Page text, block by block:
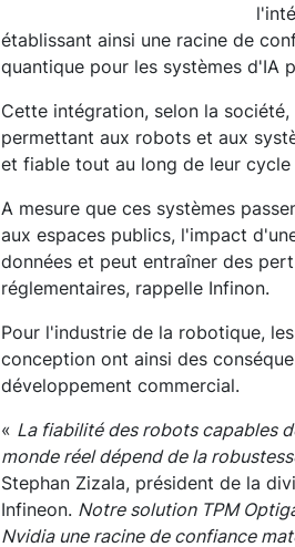
établissant ainsi une racine de
quantique pour les systèmes d'IA
Cette intégration, selon la
permettant aux robots et aux
et fiable tout au long de leur cycle
A mesure que ces systèmes
aux espaces publics, l'impact
données et peut entraîner des
réglementaires, rappelle Infinon.
Pour l'industrie de la robotique,
conception ont ainsi des
développement commercial.
« La fiabilité des robots capables
monde réel dépend de la
Stephan Zizala, président de la
Infineon. Notre solution TPM
Nvidia une racine de confiance